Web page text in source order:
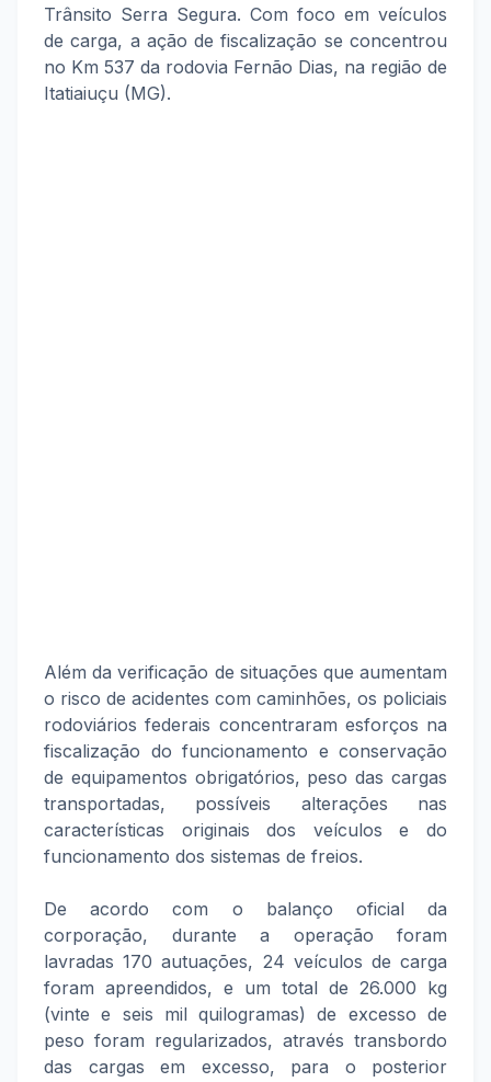
Trânsito Serra Segura. Com foco em veículos
de carga, a ação de fiscalização se concentrou
no Km 537 da rodovia Fernão Dias, na região de
Itatiaiuçu (MG).
Além da verificação de situações que aumentam
o risco de acidentes com caminhões, os policiais
rodoviários federais concentraram esforços na
fiscalização do funcionamento e conservação
de equipamentos obrigatórios, peso das cargas
transportadas, possíveis alterações nas
características originais dos veículos e do
funcionamento dos sistemas de freios.
De acordo com o balanço oficial da
corporação, durante a operação foram
lavradas 170 autuações, 24 veículos de carga
foram apreendidos, e um total de 26.000 kg
(vinte e seis mil quilogramas) de excesso de
peso foram regularizados, através transbordo
das cargas em excesso, para o posterior